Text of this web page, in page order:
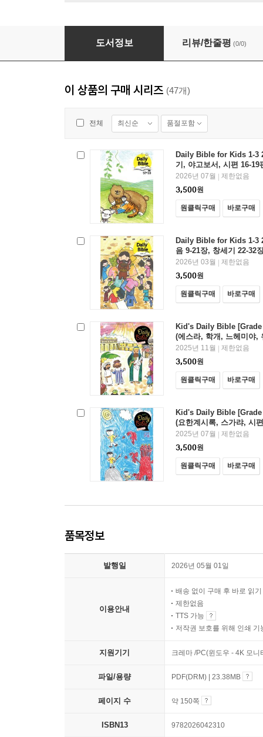
Daily Bible for Kids 1-3 2026년 5-6월호(창세
도서정보 리뷰/한줄평 (0/0)
이 상품의 구매 시리즈 (47개)
전체 최신순 품절포함
Daily Bible for Kids 1-3
기, 야고보서, 시편 16-19
2026년 07월
제한없음
3,500원
원클릭구매 바로구매
Daily Bible for Kids 1-3
음 9-21장, 창세기 22-32
2026년 03월
제한없음
3,500원
원클릭구매 바로구매
Kid's Daily Bible [Grade
(에스라, 학개, 느헤미야,
150편)
2025년 11월
제한없음
3,500원
원클릭구매 바로구매
Kid's Daily Bible [Grade
(요한계시록, 스가랴, 시
2025년 07월
제한없음
3,500원
원클릭구매 바로구매
품목정보
발행일 2026년 05월 01일
이용안내
배송 없이 구매 후 바로 읽기
제한없음
TTS 가능
저작권 보호를 위해 인쇄 기
지원기기 크레마 /PC(윈도우 - 4K 모
파일/용량 PDF(DRM) | 23.38MB
페이지 수 약 150쪽
ISBN13 9782026042310